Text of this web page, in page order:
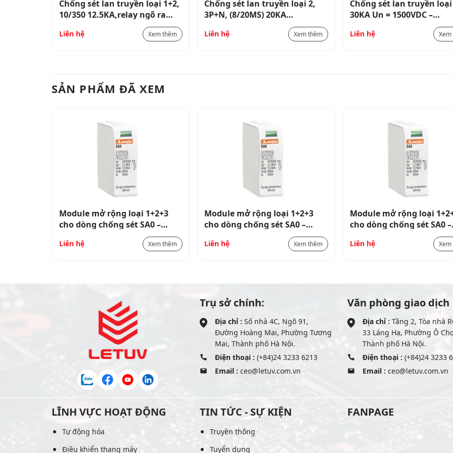
Chống sét lan truyền loại 1+2,
10/350 12.5KA,relay ngõ ra
Liên hệ Xem thêm
Chống sét lan truyền loại 2,
3P+N, (8/20MS) 20KA
Liên hệ Xem thêm
Chống sét lan truyền loại
30KA Un = 1500VDC –
Liên hệ
SẢN PHẨM ĐÃ XEM
Module mở rộng loại 1+2+3
cho dòng chống sét SA0 –
Liên hệ Xem thêm
Module mở rộng loại 1+2+3
cho dòng chống sét SA0 –
Liên hệ Xem thêm
Module mở rộng loại
cho dòng chống sét SA0 –
Liên hệ
Trụ sở chính:
Địa chỉ : Số nhà 4C, Ngõ 91,
Đường Hoàng Mai, Phường Tương
Mai, Thành phố Hà Nội.
Điện thoại : (+84)24 3233 6213
Email : ceo@letuv.com.vn
Văn phòng giao dịch
Địa chỉ : Tầng 2, Tòa nhà
33 Láng Hạ, Phường Ô
Thành phố Hà Nội.
Điện thoại : (+84)24 3233
Email : ceo@letuv.com.vn
LĨNH VỰC HOẠT ĐỘNG
Tự động hóa
Điều khiển thang máy
TIN TỨC - SỰ KIỆN
Truyền thông
Tuyển dụng
FANPAGE